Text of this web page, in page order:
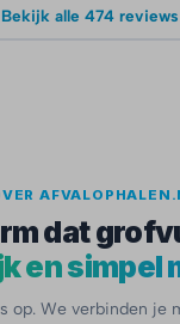
Bekijk alle 474 reviews
dat
en simpel
op. We verbinden je